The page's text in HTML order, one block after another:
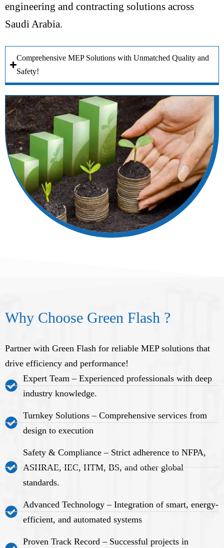
engineering and contracting solutions across
Saudi Arabia.
Comprehensive MEP Solutions with Unmatched Quality and
Safety!
Why Choose Green Flash ?
Partner with Green Flash for reliable MEP solutions that
drive efficiency and performance!
Expert Team – Experienced professionals with deep
industry knowledge.
Turnkey Solutions – Comprehensive services from
design to execution
Safety & Compliance – Strict adherence to NFPA,
ASHRAE, IEC, HTM, BS, and other global
standards.
Advanced Technology – Integration of smart, energy-
efficient, and automated systems
Proven Track Record – Successful projects in